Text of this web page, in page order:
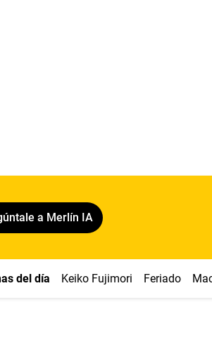
a Merlín IA
del día Keiko Fujimori Feriado